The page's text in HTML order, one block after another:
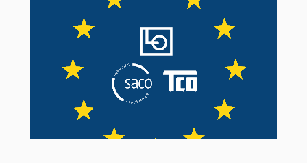
vidareutbildning eller kompetensutveckling
varje år.
I Sverige är flera av arbetsmarknadens
parter oroliga över om delar av den sociala
pelaren kommer att begränsa den svenska
kollektivavtalsmodellen det vill säga
friheten för fack och arbetsgivare att själva